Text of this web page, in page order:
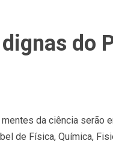
do
da ciência serão
de Física, Química,